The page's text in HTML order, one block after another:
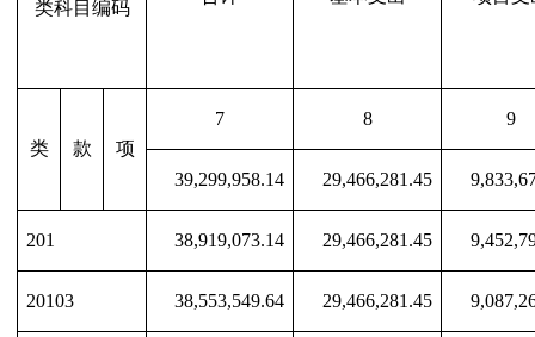
类科目编码
类 款 项
7 8 9
39,299,958.14 29,466,281.45
201 38,919,073.14 29,466,281.45
20103 38,553,549.64 29,466,281.45